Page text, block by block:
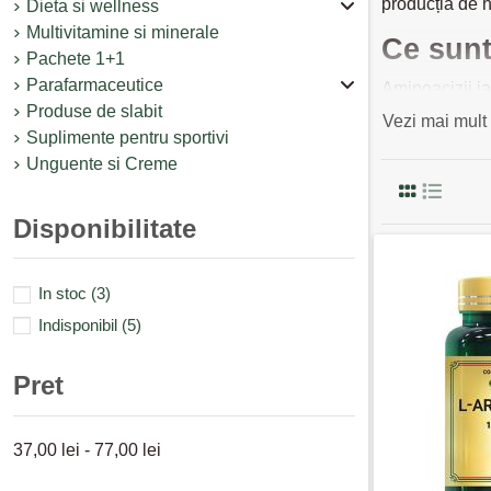
producția de
Ce
Aminoacizii
Datorită
pentru
ușor de
Vezi mai mult
Dieta si wellness
Multivitamine si minerale
Pachete 1+1
Parafarmaceutice
Produse de slabit
Suplimente pentru sportivi
Unguente si Creme
Disponibilitate
In stoc (3)
Indisponibil (5)
Pret
37,00 lei - 77,00 lei